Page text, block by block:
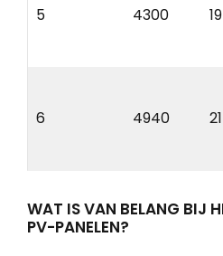
5 4300 19
6 4940 21
WAT IS VAN BELANG BIJ
PV-PANELEN?